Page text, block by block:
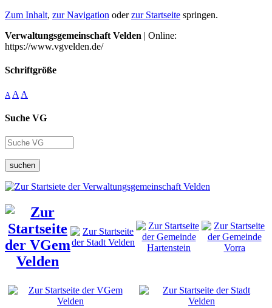
Zum Inhalt, zur Navigation oderzur Startseite springen.
Verwaltungsgemeinschaft Velden | Online:
https://www.vgvelden.de/
Schriftgröße
A A A
Suche VG
suchen